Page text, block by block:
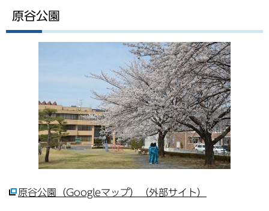
原谷公園
原谷公園（Googleマップ）（外部サイト）